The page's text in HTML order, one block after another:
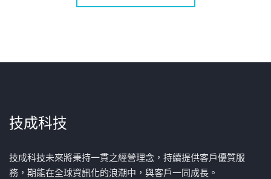
技成科技
技成科技未來將秉持一貫之經營理念，持續提供客戶優質服
務，期能在全球資訊化的浪潮中，與客戶一同成長。